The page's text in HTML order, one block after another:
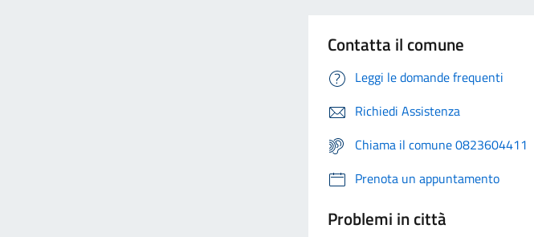
Contatta il comune
Leggi le domande frequenti
Richiedi Assistenza
Chiama il comune 0823604411
Prenota un appuntamento
Problemi in città